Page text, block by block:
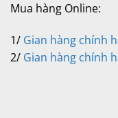
Mua hàng Online:
1/ Gian hàng chính
2/ Gian hàng chính